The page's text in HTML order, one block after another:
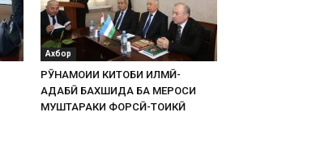
Ахбор
РӮНАМОИИ КИТОБИ ИЛМӢ-
АДАБӢ БАХШИДА БА МЕРОСИ
МУШТАРАКИ ФОРСӢ-ТОҶИКӢ